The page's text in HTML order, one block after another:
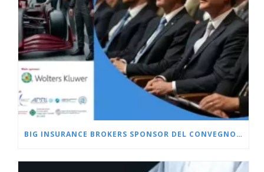
BIG INSURANCE BROKERS SPONSOR DEL CONVEGNO L’OFFICINA DELLA CRISI, 9 LUGLIO 2026